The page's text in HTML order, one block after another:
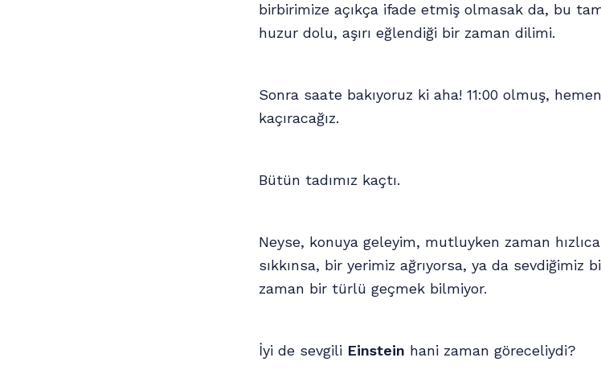
birbirimize açıkça ifade etmiş olmasak da, bu
huzur dolu, aşırı eğlendiği bir zaman dilimi.
Sonra saate bakıyoruz ki aha! 11:00 olmuş,
kaçıracağız.
Bütün tadımız kaçtı.
Neyse, konuya geleyim, mutluyken zaman hızlıca
sıkkınsa, bir yerimiz ağrıyorsa, ya da
zaman bir türlü geçmek bilmiyor.
İyi de sevgili Einstein hani zaman göreceliydi?